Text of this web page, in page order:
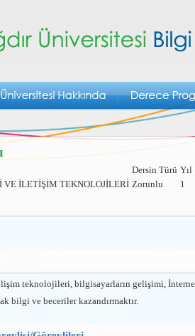
Dersin Türü Yıl
VE İLETİŞİM TEKNOLOJİLERİ Zorunlu 1
teknolojileri, bilgisayarların gelişimi,
bilgi ve beceriler kazandırmaktır.